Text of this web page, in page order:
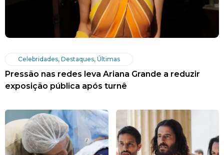
Celebridades, Destaques, Últimas
Pressão nas redes leva Ariana Grande a reduzir
exposição pública após turnê